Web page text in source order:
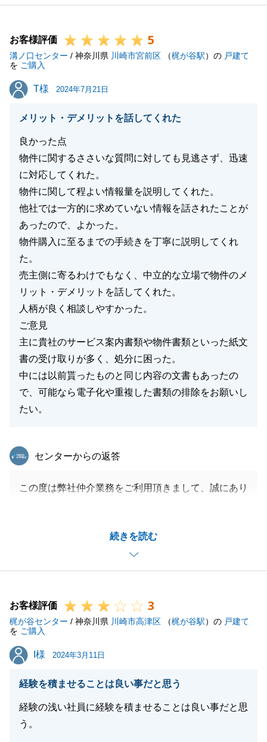
けるご購入を実現できましたこと、大変嬉しく思いま
今後も不動産の事でお力になれることがございました
ら、お気軽にご連絡ください。
お客様評価 5
溝ノ口センター / 神奈川県 川崎市宮前区 （梶が谷駅）の 戸建て
を ご購入
T様
T様 2024年7月21日
メリット・デメリットを話してくれた
良かった点
物件に関するささいな質問に対しても見逃さず、迅速
に対応してくれた。
物件に関して程よい情報量を説明してくれた。
他社では一方的に求めていない情報を話されたことが
あったので、よかった。
物件購入に至るまでの手続きを丁寧に説明してくれ
た。
売主側に寄るわけでもなく、中立的な立場で物件のメ
リット・デメリットを話してくれた。
人柄が良く相談しやすかった。
ご意見
主に貴社のサービス案内書類や物件書類といった紙文
書の受け取りが多く、処分に困った。
中には以前貰ったものと同じ内容の文書もあったの
で、可能なら電子化や重複した書類の排除をお願いし
たい。
続きを読む
東急リバブル
センターからの返答
この度は弊社仲介業務をご利用頂きまして、誠にあり
提案を受けていた不動産だったにもかかわらず私を信
頼頂き、仲介を担当させて頂けましたので、私自身本
当に嬉しかったです。誠にありがとうございました。
会を行ったのも私の中では良い思い出です。
お客様に感じていただいた質の高いサービスを、一人
でも多くのお客様に提供できますよう、引き続きスキ
ルアップに努めてまいります。
きたいと思っております。
今後とも不動産に関することは、東急リバブル溝ノ口
センター、そして営業担当の私をご指名ください。
お客様評価 3
梶が谷センター / 神奈川県 川崎市高津区 （梶が谷駅）の 戸建て
を ご購入
I様
I様 2024年3月11日
経験を積ませることは良い事だと思う
経験の浅い社員に経験を積ませることは良い事だと思
う。